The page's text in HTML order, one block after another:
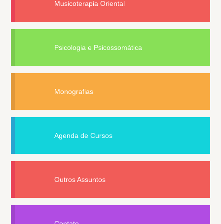
Musicoterapia Oriental
Psicologia e Psicossomática
Monografias
Agenda de Cursos
Outros Assuntos